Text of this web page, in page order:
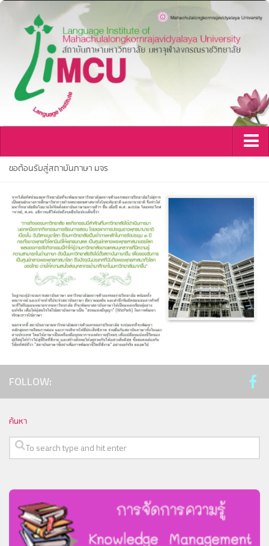
หน้าแรก
ขอต้อนรับสู่สถาบันภาษา มจร
สถาบันภาษา & โครงสร้างสถาบัน
กาลานุกรมสถาบันภาษา
วิสัยทัศน์และพันธกิจ
สัญลักษณ์ประจำสถาบันภาษา
อาจารย์ผู้สอน
หลักสูตร
หลักสูตรการเขียนบทความไทย
การสัมมนาภายในองค์กร
WIZ Park
ประวัติความเป็นมา WIZ Park
ขอต้อนรับสู่สถาบันภาษา มจร
FOLLOW:
ค้นหา